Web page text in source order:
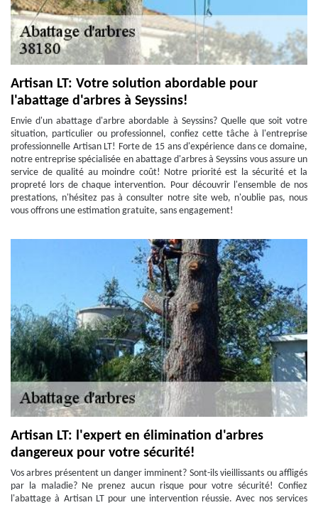
Artisan LT: Votre solution abordable pour
l'abattage d'arbres à Seyssins!
Envie d'un abattage d'arbre abordable à Seyssins? Quelle que soit votre
situation, particulier ou professionnel, confiez cette tâche à l'entreprise
professionnelle Artisan LT! Forte de 15 ans d'expérience dans ce domaine,
notre entreprise spécialisée en abattage d'arbres à Seyssins vous assure un
service de qualité au moindre coût! Notre priorité est la sécurité et la
propreté lors de chaque intervention. Pour découvrir l'ensemble de nos
prestations, n'hésitez pas à consulter notre site web, n'oublie pas, nous
vous offrons une estimation gratuite, sans engagement!
Artisan LT: l'expert en élimination d'arbres
dangereux pour votre sécurité!
Vos arbres présentent un danger imminent? Sont-ils vieillissants ou affligés
par la maladie? Ne prenez aucun risque pour votre sécurité! Confiez
l'abattage à Artisan LT pour une intervention réussie. Avec nos services